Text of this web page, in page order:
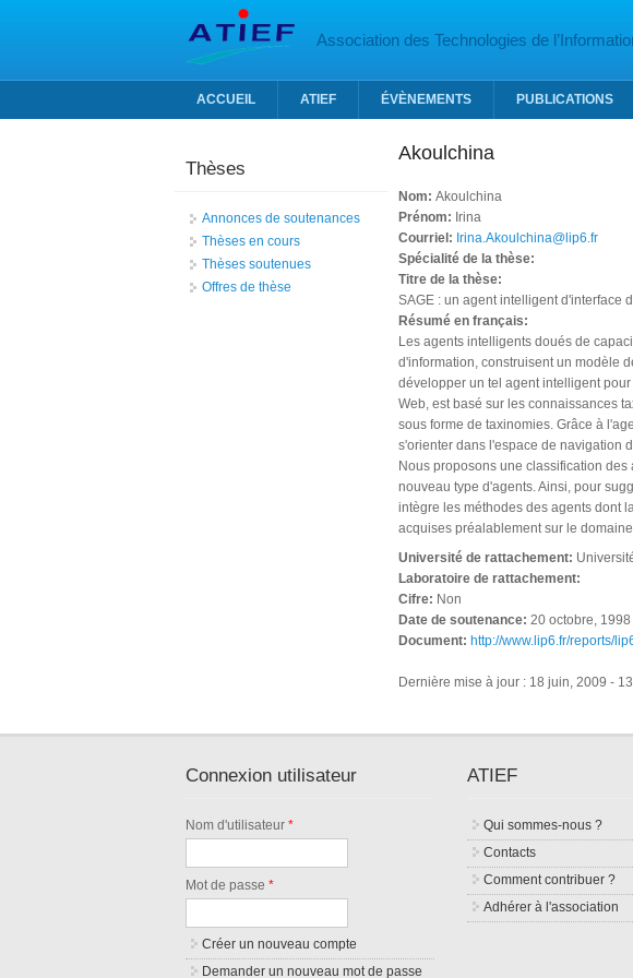
Association des Technologies de
ACCUEIL ATIEF ÉVÈNEMENTS PUBLICATIONS
Akoulchina
Nom: Akoulchina
Prénom: Irina
Courriel: Irina.Akoulchina@lip6.fr
Spécialité de la thèse:
Titre de la thèse:
SAGE : un agent intelligent d'interface
Résumé en français:
Les agents intelligents doués de
d'information, construisent un modèle
développer un tel agent intelligent
Web, est basé sur les connaissances
sous forme de taxinomies. Grâce à
s'orienter dans l'espace de navigation
Nous proposons une classification
nouveau type d'agents. Ainsi, pour
intègre les méthodes des agents dont
acquises préalablement sur le
Université de rattachement:
Laboratoire de rattachement:
Cifre: Non
Date de soutenance: 20 octobre, 1998
Document: http://www.lip6.fr/reports/
Dernière mise à jour : 18 juin, 2009 -
Thèses
Annonces de soutenances
Thèses en cours
Thèses soutenues
Offres de thèse
Connexion utilisateur
Nom d'utilisateur*
Mot de passe*
Créer un nouveau compte
Demander un nouveau mot de passe
ATIEF
Qui sommes-nous ?
Contacts
Comment contribuer ?
Adhérer à l'association